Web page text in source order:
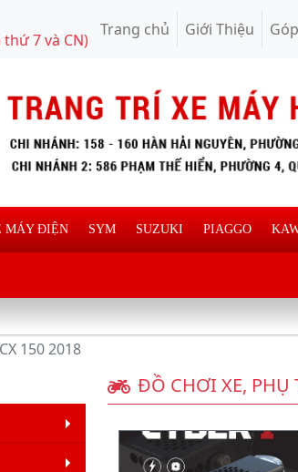
thứ 7 và CN)
Trang chủ Giới Thiệu
MÁY ĐIỆN SYM SUZUKI PIAGGO
150 2018
ĐỒ CHƠI XE, PHỤ